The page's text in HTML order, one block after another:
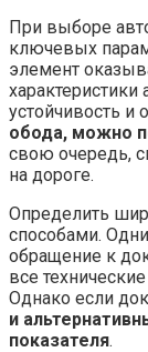
При выборе
ключевых
элемент
устойчивость
обода, можно
свою очередь,
на дороге.
Определить
способами.
обращение к
все
Однако если
и
показателя.